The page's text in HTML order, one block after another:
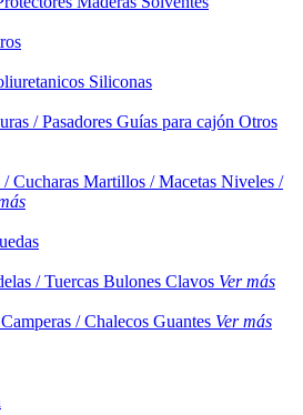
Siliconas
/ Pasadores Guías para cajón Otros
/ Cucharas Martillos / Macetas Niveles /
/ Tuercas Bulones Clavos Ver más
Camperas / Chalecos Guantes Ver más